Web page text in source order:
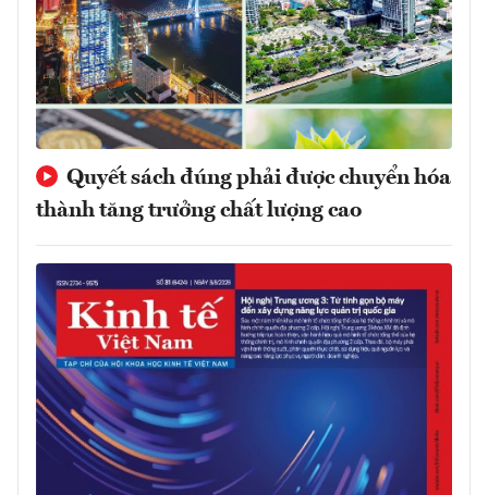
Quyết sách đúng phải được chuyển hóa
thành tăng trưởng chất lượng cao